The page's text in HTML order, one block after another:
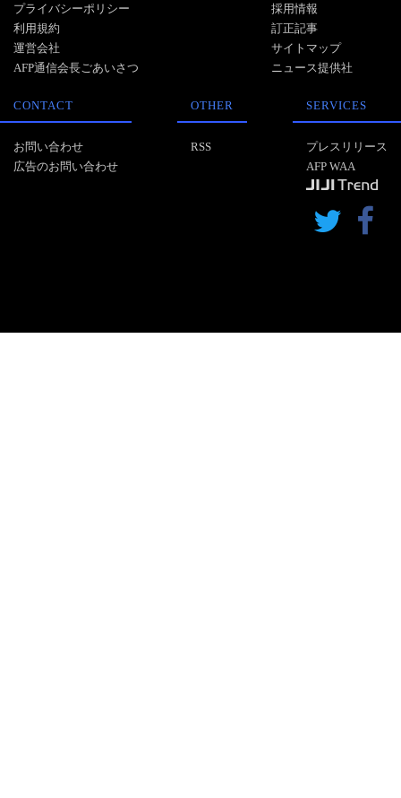
プライバシーポリシー
利用規約
運営会社
AFP通信会長ごあいさつ
採用情報
訂正記事
サイトマップ
ニュース提供社
CONTACT
お問い合わせ
広告のお問い合わせ
OTHER
RSS
SERVICES
プレスリリース
AFP WAA